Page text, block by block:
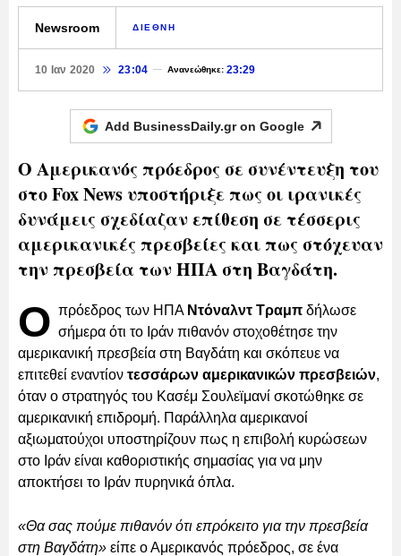
Newsroom ΔΙΕΘΝΗ
10 Ιαν 2020 23:04 Ανανεώθηκε: 23:29
Add BusinessDaily.gr on Google
Ο Αμερικανός πρόεδρος σε συνέντευξη του
στο Fox News υποστήριξε πως οι ιρανικές
δυνάμεις σχεδίαζαν επίθεση σε τέσσερις
αμερικανικές πρεσβείες και πως στόχευαν
την πρεσβεία των ΗΠΑ στη Βαγδάτη.
Ο πρόεδρος των ΗΠΑ Ντόναλντ Τραμπ δήλωσε
σήμερα ότι το Ιράν πιθανόν στοχοθέτησε την
αμερικανική πρεσβεία στη Βαγδάτη και σκόπευε να
επιτεθεί εναντίον τεσσάρων αμερικανικών πρεσβειών,
όταν ο στρατηγός του Κασέμ Σουλεϊμανί σκοτώθηκε σε
αμερικανική επιδρομή. Παράλληλα αμερικανοί
αξιωματούχοι υποστηρίζουν πως η επιβολή κυρώσεων
στο Ιράν είναι καθοριστικής σημασίας για να μην
αποκτήσει το Ιράν πυρηνικά όπλα.
«Θα σας πούμε πιθανόν ότι επρόκειτο για την πρεσβεία
στη Βαγδάτη» είπε ο Αμερικανός πρόεδρος, σε ένα